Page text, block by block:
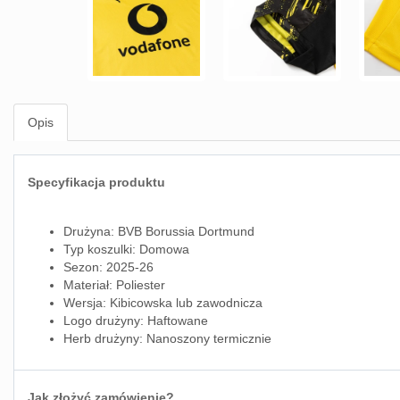
Opis
Specyfikacja produktu
Drużyna: BVB Borussia Dortmund
Typ koszulki: Domowa
Sezon: 2025-26
Materiał: Poliester
Wersja: Kibicowska lub zawodnicza
Logo drużyny: Haftowane
Herb drużyny: Nanoszony termicznie